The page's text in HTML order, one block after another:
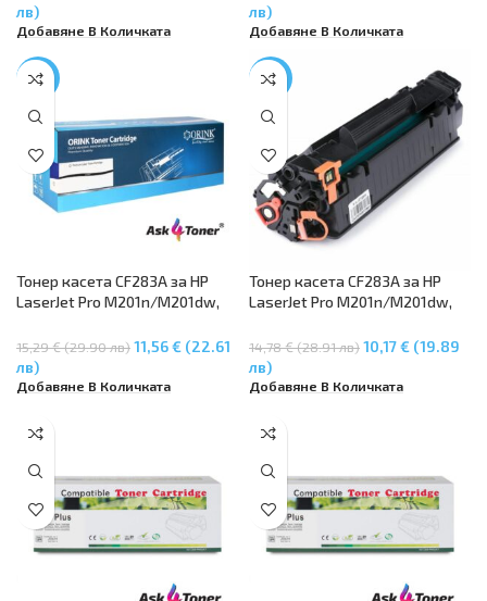
M225dn/MFP M225dw
лв)
Добавяне В Количката
M225dn/MFP M225dw
лв)
Добавяне В Количката
-24%
Тонер касета CF283A за HP
LaserJet Pro M201n/M201dw,
M127fn/MFP M127fw, MFP
M225dn/MFP M225dw
15,29 € (29.90 лв)11,56 € (22.61
лв)
Добавяне В Количката
-31%
Тонер касета CF283A за HP
LaserJet Pro M201n/M201dw,
M127fn/MFP M127fw, MFP
M225dn/MFP M225dw
14,78 € (28.91 лв)10,17 € (19.89
лв)
Добавяне В Количката